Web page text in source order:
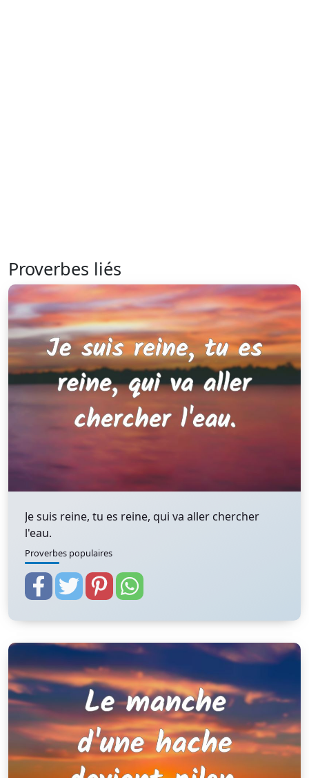
Proverbes liés
Je suis reine, tu es reine, qui va aller chercher
l'eau.
Proverbes populaires